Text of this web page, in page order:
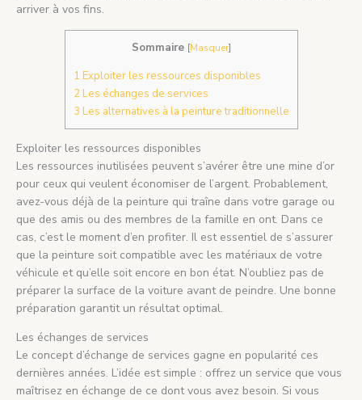
arriver à vos fins.
Sommaire [Masquer]
1 Exploiter les ressources disponibles
2Les échanges de services
3 Les alternatives à la peinture traditionnelle
Exploiter les ressources disponibles
Les ressources inutilisées peuvent s’avérer être une mine d’or
pour ceux qui veulent économiser de l’argent. Probablement,
avez-vous déjà de la peinture qui traîne dans votre garage ou
que des amis ou des membres de la famille en ont. Dans ce
cas, c’est le moment d’en profiter. Il est essentiel de s’assurer
que la peinture soit compatible avec les matériaux de votre
véhicule et qu’elle soit encore en bon état. N’oubliez pas de
préparer la surface de la voiture avant de peindre. Une bonne
préparation garantit un résultat optimal.
Les échanges de services
Le concept d’échange de services gagne en popularité ces
dernières années. L’idée est simple : offrez un service que vous
maîtrisez en échange de ce dont vous avez besoin. Si vous